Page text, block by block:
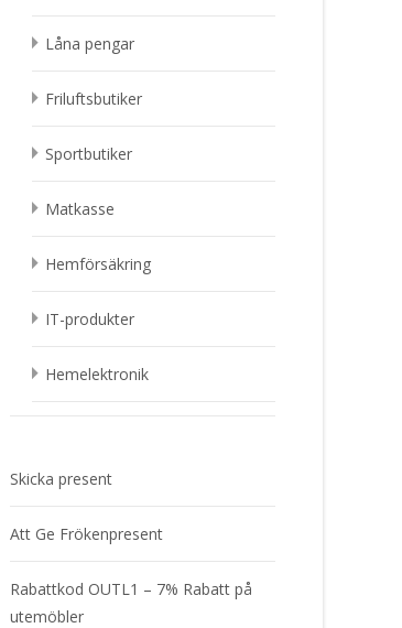
Läs mera & köp
Present
Låna pengar
Friluftsbutiker
Sportbutiker
Matkasse
Hemförsäkring
IT-produkter
Hemelektronik
Skicka present
Att Ge Frökenpresent
Rabattkod OUTL1 – 7% Rabatt på
utemöbler